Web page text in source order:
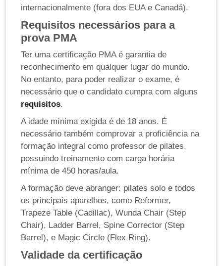
internacionalmente (fora dos EUA e Canadá).
Requisitos necessários para a
prova PMA
Ter uma certificação PMA é garantia de
reconhecimento em qualquer lugar do mundo.
No entanto, para poder realizar o exame, é
necessário que o candidato cumpra com alguns
requisitos.
A idade mínima exigida é de 18 anos. É
necessário também comprovar a proficiência na
formação integral como professor de pilates,
possuindo treinamento com carga horária
mínima de 450 horas/aula.
A formação deve abranger: pilates solo e todos
os principais aparelhos, como Reformer,
Trapeze Table (Cadillac), Wunda Chair (Step
Chair), Ladder Barrel, Spine Corrector (Step
Barrel), e Magic Circle (Flex Ring).
Validade da certificação